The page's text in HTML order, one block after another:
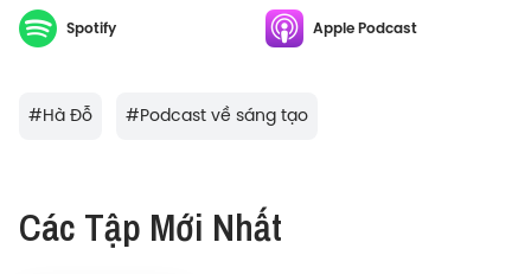
việc trong lĩnh vực sáng tạo nhé.
cho Podcast về địa chỉ mad@vietcetera.com.
Spotify Apple Podcast
#Hà Đỗ #Podcast về sáng tạo
Các Tập Mới Nhất